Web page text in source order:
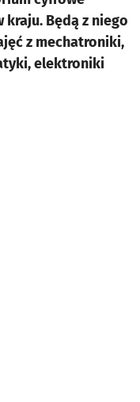
kraju. Będą z niego
z mechatroniki,
elektroniki